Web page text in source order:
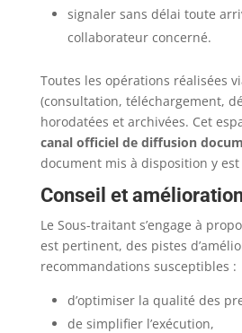
signaler sans délai toute
collaborateur concerné.
Toutes les opérations réalisées
(consultation, téléchargement,
horodatées et archivées. Cet
canal officiel de diffusion
document mis à disposition y
Conseil et
Le Sous-traitant s’engage à
est pertinent, des pistes
recommandations susceptibles :
d’optimiser la qualité des
de simplifier l’exécution,